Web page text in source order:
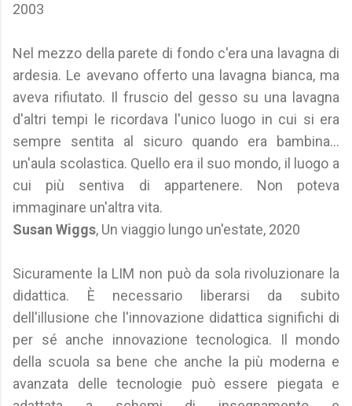
2003
Nel mezzo della parete di fondo c'era una lavagna di
ardesia. Le avevano offerto una lavagna bianca, ma
aveva rifiutato. Il fruscio del gesso su una lavagna
d'altri tempi le ricordava l'unico luogo in cui si era
sempre sentita al sicuro quando era bambina...
un'aula scolastica. Quello era il suo mondo, il luogo a
cui più sentiva di appartenere. Non poteva
immaginare un'altra vita.
Susan Wiggs, Un viaggio lungo un'estate, 2020
Sicuramente la LIM non può da sola rivoluzionare la
didattica. È necessario liberarsi da subito
dell'illusione che l'innovazione didattica significhi di
per sé anche innovazione tecnologica. Il mondo
della scuola sa bene che anche la più moderna e
avanzata delle tecnologie può essere piegata e